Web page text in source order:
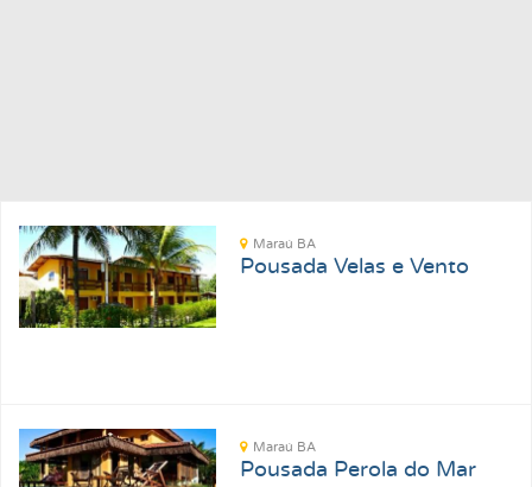
Maraú BA
Pousada Velas e Vento
Maraú BA
Pousada Perola do Mar